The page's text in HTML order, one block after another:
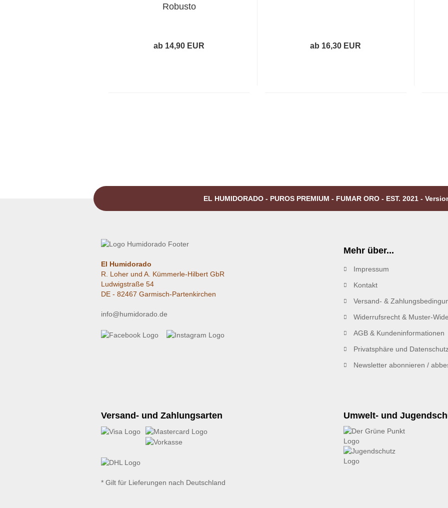
Robusto
ab 14,90 EUR ab 16,30 EUR
EL HUMIDORADO - PUROS PREMIUM - FUMAR ORO - EST. 2021 -
El Humidorado
R. Loher und A. Kümmerle-Hilbert GbR
Ludwigstraße 54
DE - 82467 Garmisch-Partenkirchen
info@humidorado.de
Mehr über...
Impressum
Kontakt
Versand- &
Widerrufsrecht & Muster-
AGB & Kundeninformationen
Privatsphäre und Datenschutz
Newsletter abonnieren /
Versand- und Zahlungsarten
* Gilt für Lieferungen nach Deutschland
Umwelt- und